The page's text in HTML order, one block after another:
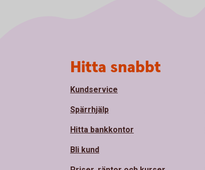
Hitta snabbt
Kundservice
Spärrhjälp
Hitta bankkontor
Bli kund